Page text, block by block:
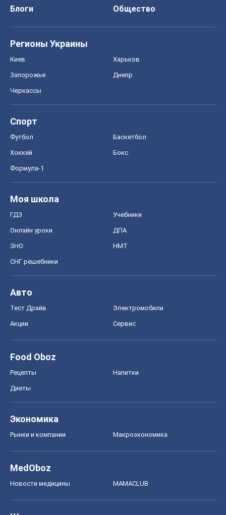
Блоги
Общество
Регионы Украины
Киев Харьков
Запорожье Днепр
Черкассы
Спорт
Футбол Баскетбол
Хоккей Бокс
Формула-1
Моя школа
ГДЗ Учебники
Онлайн уроки ДПА
ЗНО НМТ
СНГ решебники
Авто
Тест Драйв Электромобили
Акции Сервис
Food Oboz
Рецепты Напитки
Диеты
Экономика
Рынки и компании Mакроэкономика
MedOboz
Новости медицины MAMACLUB